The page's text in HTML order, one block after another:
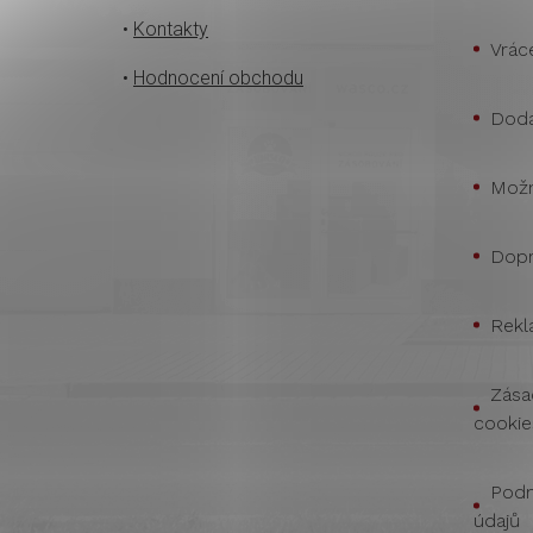
• Kontakty
• Hodnocení obchodu
údajů